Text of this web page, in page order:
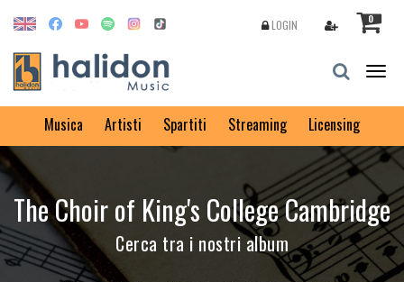
0
LOGIN
Musica Artisti Spartiti Streaming Licensing
The Choir of King's College Cambridge
Cerca tra i nostri album